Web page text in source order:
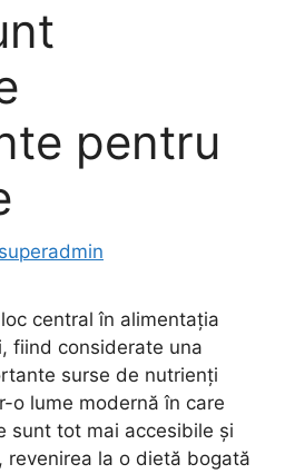
pentru
central în alimentația
fiind considerate una
surse de nutrienți
o lume modernă în care
sunt tot mai accesibile și
revenirea la o dietă bogată